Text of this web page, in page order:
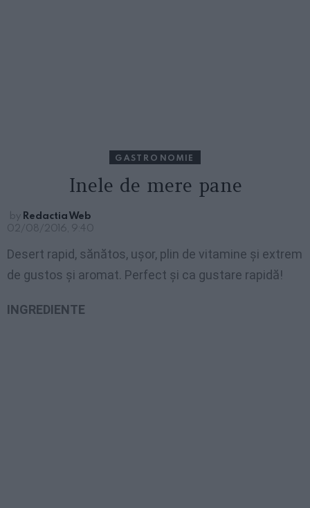
GASTRONOMIE
Inele de mere pane
by Redactia Web
02/08/2016, 9:40
Desert rapid, sănătos, ușor, plin de vitamine și extrem
de gustos și aromat. Perfect și ca gustare rapidă!
INGREDIENTE